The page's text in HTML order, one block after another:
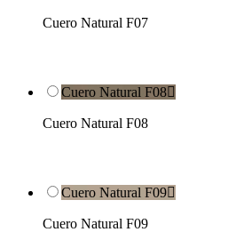
Cuero Natural F07
Cuero Natural F08
Cuero Natural F08
Cuero Natural F09
Cuero Natural F09